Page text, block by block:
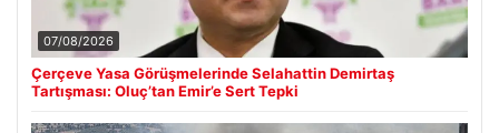
07/08/2026
Çerçeve Yasa Görüşmelerinde Selahattin Demirtaş
Tartışması: Oluç’tan Emir’e Sert Tepki